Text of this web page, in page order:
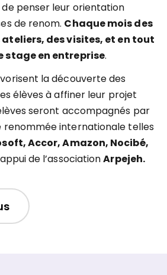
penser leur orientation
de renom. Chaque mois des
des visites, et en tout
stage en entreprise.
la découverte des
élèves à affiner leur projet
seront accompagnés par
renommée internationale telles
Accor, Amazon, Nocibé,
de l’associationArpejeh.